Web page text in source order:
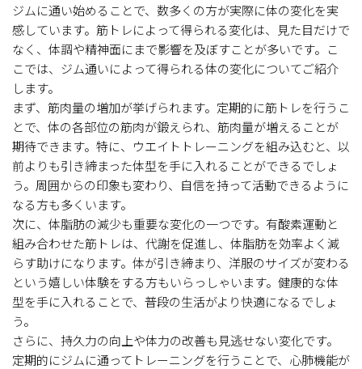
ジムに通い始めることで、数多くの方が実際に体の変化を実
感しています。筋トレによって得られる変化は、見た目だけで
なく、体調や精神面にまで影響を及ぼすことが多いです。こ
こでは、ジム通いによって得られる体の変化についてご紹介
します。
まず、筋肉量の増加が挙げられます。定期的に筋トレを行うこ
とで、体の各部位の筋肉が鍛えられ、筋肉量が増えることが
期待できます。特に、ウエイトトレーニングを組み込むと、以
前よりも引き締まった体型を手に入れることができるでしょ
う。周囲からの印象も変わり、自信を持って活動できるように
なる方も多くいます。
次に、体脂肪の減少も重要な変化の一つです。有酸素運動と
組み合わせた筋トレは、代謝を促進し、体脂肪を効率よく減
らす助けになります。体が引き締まり、洋服のサイズが変わる
という嬉しい体験をする方もいらっしゃいます。健康的な体
型を手に入れることで、普段の生活がより快適になるでしょ
う。
さらに、持久力の向上や体力の改善も見逃せない変化です。
定期的にジムに通ってトレーニングを行うことで、心肺機能が